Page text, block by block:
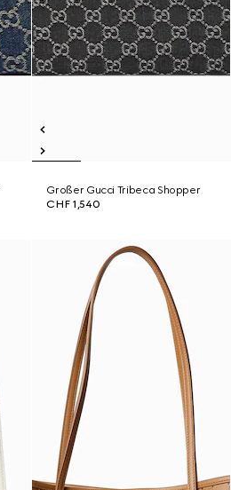
Großer Gucci Tribeca Shopper
CHF 1,540